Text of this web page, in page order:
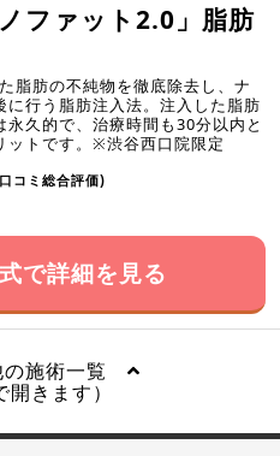
ファット2.0」脂肪
脂肪の不純物を徹底除去し、ナ
に行う脂肪注入法。注入した脂肪
久的で、治療時間も30分以内と
ットです。※渋谷西口院限定
コミ総合評価)
で詳細を見る
の施術一覧
開きます）